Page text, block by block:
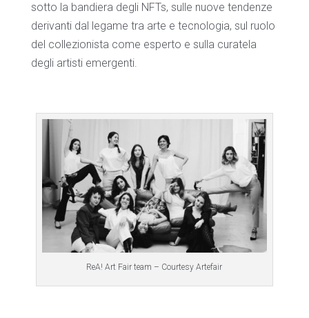
sotto la bandiera degli NFTs, sulle nuove tendenze
derivanti dal legame tra arte e tecnologia, sul ruolo
del collezionista come esperto e sulla curatela
degli artisti emergenti.
ReA! Art Fair team – Courtesy Artefair